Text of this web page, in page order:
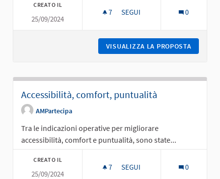
CREATO IL
25/09/2024
7 7 SOSTENITORI
SEGUI 0
VISUALIZZA LA PROPOSTA
Accessibilità, comfort, puntualità
AMPartecipa
Tra le indicazioni operative per migliorare
accessibilità, comfort e puntualità, sono state...
CREATO IL
25/09/2024
7 7 SOSTENITORI
SEGUI 0